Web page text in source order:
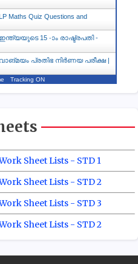
LP Maths Quiz Questions and
ഇന്ത്യയുടെ 15 -ാം രാഷ്ട്രപതി -
വാങ്മയം പ്രതിഭ നിർണയ പരീക്ഷ |
Tracking ON
Sheet Lists - STD 1
Sheet Lists - STD 2
Sheet Lists - STD 3
Sheet Lists - STD 2